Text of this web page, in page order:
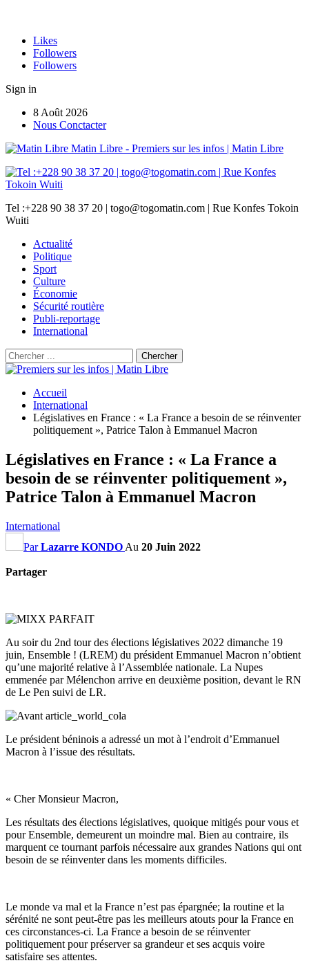
Likes
Followers
Followers
Sign in
8 Août 2026
Nous Conctacter
Matin Libre - Premiers sur les infos | Matin Libre
Tel :+228 90 38 37 20 | togo@togomatin.com | Rue Konfes Tokoin
Wuiti
Actualité
Politique
Sport
Culture
Économie
Sécurité routière
Publi-reportage
International
Accueil
International
Législatives en France : « La France a besoin de se réinventer
politiquement », Patrice Talon à Emmanuel Macron
Législatives en France : « La France a
besoin de se réinventer politiquement »,
Patrice Talon à Emmanuel Macron
International
ParLazarre KONDO Au 20 Juin 2022
Partager
Au soir du 2nd tour des élections législatives 2022 dimanche 19
juin, Ensemble ! (LREM) du président Emmanuel Macron n’obtient
qu’une majorité relative à l’Assemblée nationale. La Nupes
emmenée par Mélenchon arrive en deuxième position, devant le RN
de Le Pen suivi de LR.
Le président béninois a adressé un mot à l’endroit d’Emmanuel
Macron à l’issue des résultats.
« Cher Monsieur Macron,
Les résultats des élections législatives, quoique mitigés pour vous et
pour Ensemble, demeurent un moindre mal. Bien au contraire, ils
marquent ce tournant parfois nécessaire aux grandes Nations qui ont
besoin de se réinventer dans les moments difficiles.
Le monde va mal et la France n’est pas épargnée; la routine et la
sérénité ne sont peut-être pas les meilleurs atouts pour la France en
ces circonstances-ci. La France a besoin de se réinventer
politiquement pour préserver sa grandeur et ses acquis voire
satisfaire ses attentes.